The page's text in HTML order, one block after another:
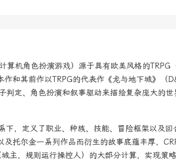
算机角色扮演游戏）源于具有欧美风格的TRPG
和其前作以TRPG的代表作《龙与地下城》（
判定、角色扮演和叙事驱动来描绘复杂庞大的世
下，定义了职业、种族、技能、冒险框架以及回
托尔金一系列作品而衍生的故事底蕴丰厚，
主，规则运行操控人）的大部分计算，实现策